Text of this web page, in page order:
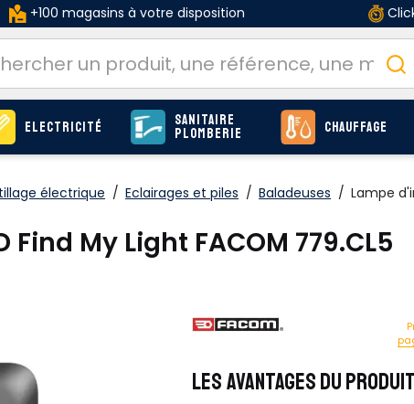
+100 magasins à votre disposition
Electricité Sanitaire
Plomberie Chauffage
électrique / Eclairages et piles / Baladeuses / Lampe
My Light FACOM 779.CL5
LES AVANTAGES DU PRODUIT